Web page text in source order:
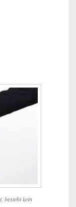
besteht kein